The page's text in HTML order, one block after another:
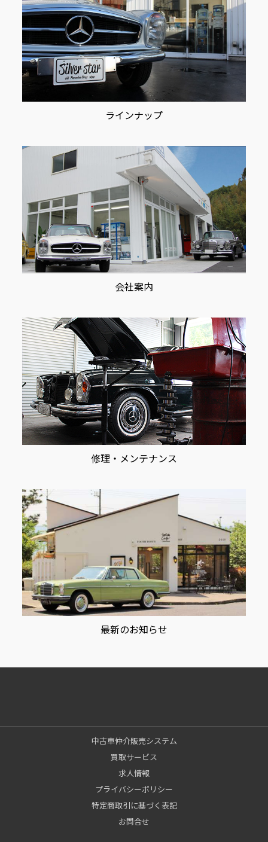
ラインナップ
会社案内
修理・メンテナンス
最新のお知らせ
中古車仲介販売システム
買取サービス
求人情報
プライバシーポリシー
特定商取引に基づく表記
お問合せ